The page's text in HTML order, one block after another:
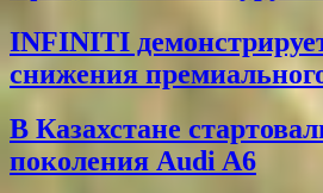
INFINITI
снижения
В Казахстане
поколения Audi A6